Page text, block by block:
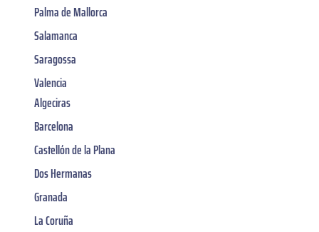
Palma de Mallorca
Salamanca
Saragossa
Valencia
Algeciras
Barcelona
Castellón de la Plana
Dos Hermanas
Granada
La Coruña